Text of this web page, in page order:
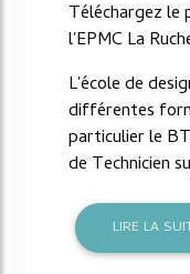
Téléchargez le
l'EPMC La
L'école de
différentes
particulier le
de Technicien
LIRE LA